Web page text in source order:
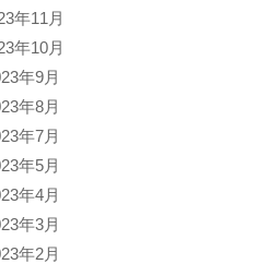
年11月
年10月
年9月
年8月
年7月
年5月
年4月
年3月
年2月